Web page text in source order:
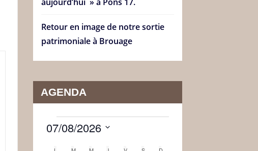
Retour en image de notre sortie
patrimoniale à Brouage
AGENDA